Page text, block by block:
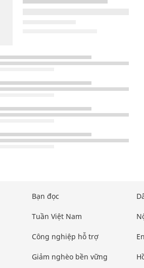
Bạn đọc
Tuần Việt Nam
Công nghiệp hỗ trợ
Giảm nghèo bền vững